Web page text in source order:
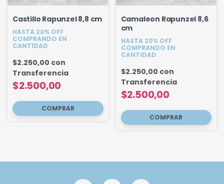
Castillo Rapunzel 8,8 cm
HASTA 20% OFF
COMPRANDO EN
CANTIDAD
$2.500,00
$2.250,00 con
Transferencia
Camaleon Rapunzel 8,6
cm
HASTA 20% OFF
COMPRANDO EN
CANTIDAD
$2.500,00
$2.250,00 con
Transferencia